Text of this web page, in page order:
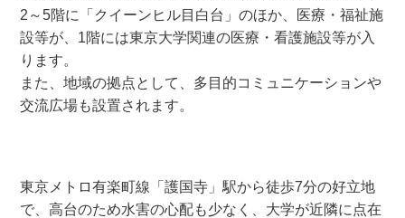
2～5階に「クイーンヒル目白台」のほか、医療・福祉施
設等が、1階には東京大学関連の医療・看護施設等が入
ります。
また、地域の拠点として、多目的コミュニケーションや
交流広場も設置されます。
東京メトロ有楽町線「護国寺」駅から徒歩7分の好立地
で、高台のため水害の心配も少なく、大学が近隣に点在